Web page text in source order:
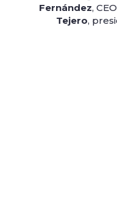
Fernández,
Tejero,